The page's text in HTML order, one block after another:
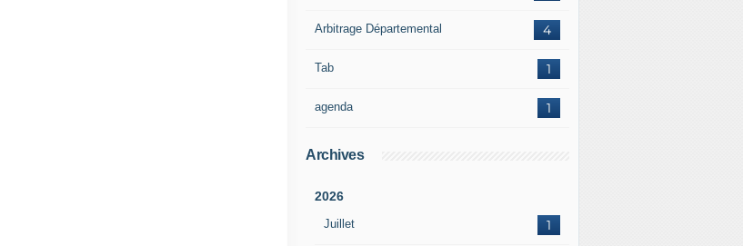
4
Arbitrage Départemental
1
Tab
1
agenda
Archives
2026
Juillet 1